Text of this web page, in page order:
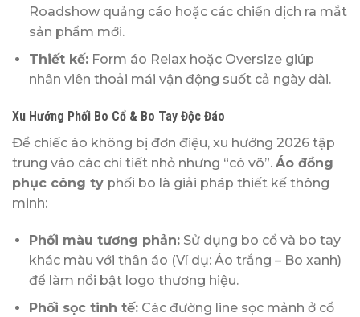
Roadshow quảng cáo hoặc các chiến dịch ra mắt
sản phẩm mới.
Thiết kế:Form áo Relax hoặc Oversize giúp
nhân viên thoải mái vận động suốt cả ngày dài.
Xu Hướng Phối Bo Cổ & Bo Tay Độc Đáo
Để chiếc áo không bị đơn điệu, xu hướng 2026 tập
trung vào các chi tiết nhỏ nhưng “có võ”. Áo đồng
phục công ty phối bo là giải pháp thiết kế thông
minh:
Phối màu tương phản:Sử dụng bo cổ và bo tay
khác màu với thân áo (Ví dụ: Áo trắng – Bo xanh)
để làm nổi bật logo thương hiệu.
Phối sọc tinh tế:Các đường line sọc mảnh ở cổ